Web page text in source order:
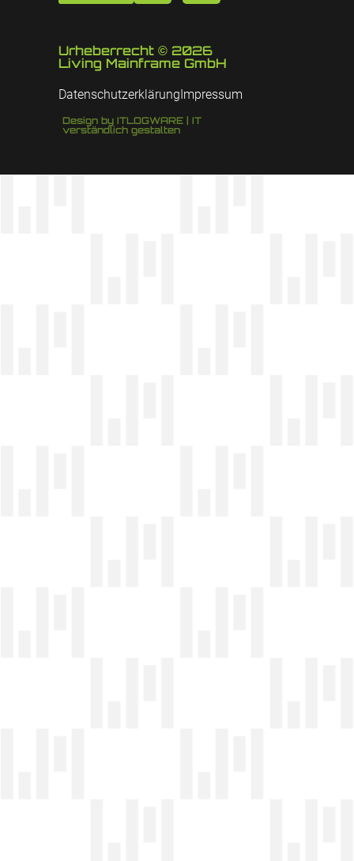
Urheberrecht © 2026
Living Mainframe GmbH
DatenschutzerklärungImpressum
Design by ITLOGWARE | IT
verständlich gestalten